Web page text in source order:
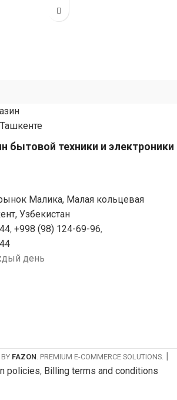
бытовой техники и электроники
Малика, Малая кольцевая
Узбекистан
, +998 (98) 124-69-96,
день
FAZON. PREMIUM E-COMMERCE SOLUTIONS.|
policies, Billing terms and conditions